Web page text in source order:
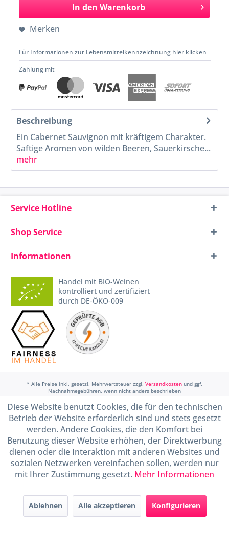
In den Warenkorb
Merken
Für Informationen zur Lebensmittelkennzeichnung hier klicken
Zahlung mit
Beschreibung
Ein Cabernet Sauvignon mit kräftigem Charakter.
Saftige Aromen von wilden Beeren, Sauerkirsche...
mehr
Service Hotline
Shop Service
Informationen
Handel mit BIO-Weinen
kontrolliert und zertifiziert
durch DE-ÖKO-009
* Alle Preise inkl. gesetzl. Mehrwertsteuer zzgl. Versandkosten und ggf.
Nachnahmegebühren, wenn nicht anders beschrieben
Widerruf erklären
Gestaltung, Shop-Setup, Management & Hosting durch Ternum Internet Servicesmit
Shopware
Diese Website benutzt Cookies, die für den technischen
Betrieb der Website erforderlich sind und stets gesetzt
werden. Andere Cookies, die den Komfort bei
Benutzung dieser Website erhöhen, der Direktwerbung
dienen oder die Interaktion mit anderen Websites und
sozialen Netzwerken vereinfachen sollen, werden nur
mit Ihrer Zustimmung gesetzt. Mehr Informationen
Ablehnen Alle akzeptieren Konfigurieren